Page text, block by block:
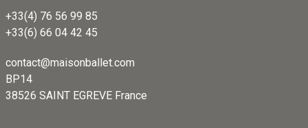
+33(4) 76 56 99 85
+33(6) 66 04 42 45
contact@maisonballet.com
BP14
38526 SAINT EGREVE France